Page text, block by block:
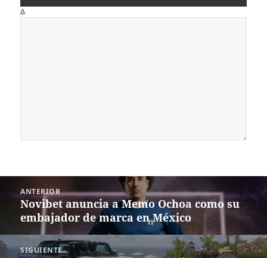
Δ
entradas
ANTERIOR
Entrada
anterior:
Novibet anuncia a Memo Ochoa como su
embajador de marca en México
SIGUIENTE